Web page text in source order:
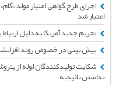
اعتبار شد
تحریم جدید آمریکا به دلیل
پیش بینی در خصوص روند افزایشی
شکایت تولیدکنندگان لوله از
نداشتن تائیدیه